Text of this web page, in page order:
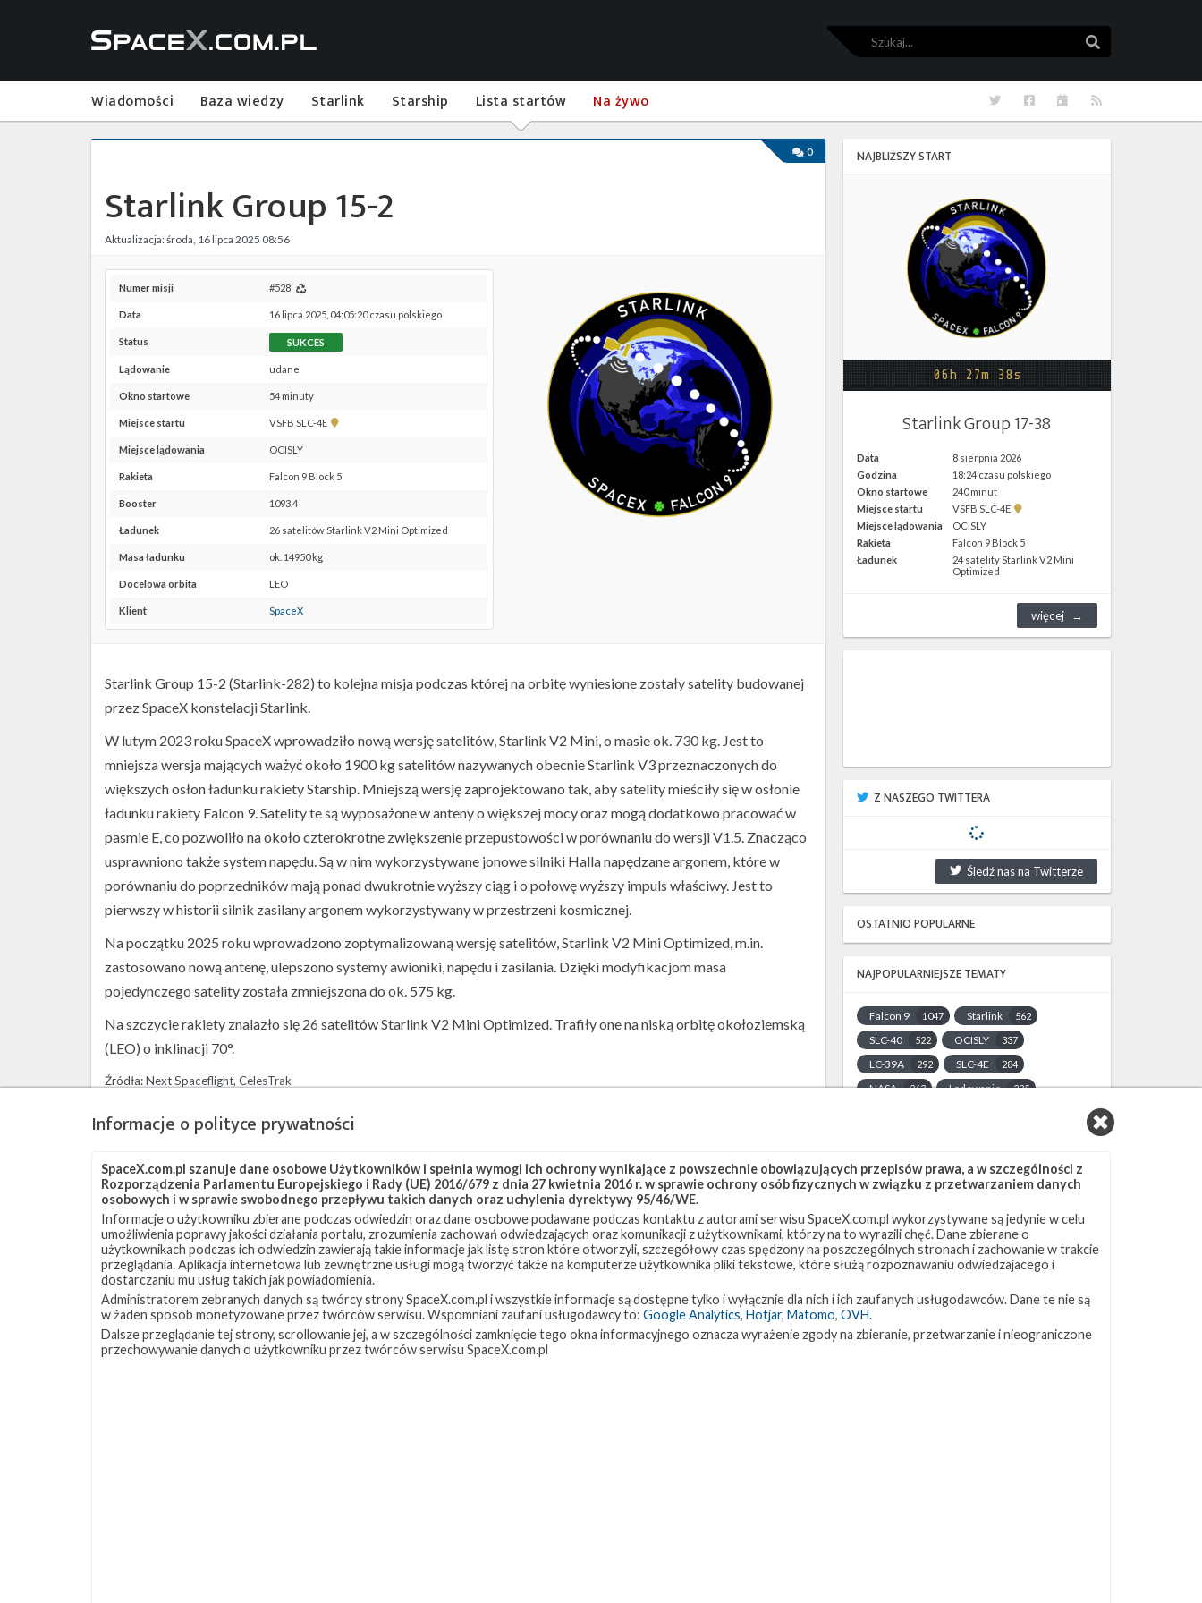
Szukaj
Wiadomości Baza wiedzy Starlink Starship Lista startów Na żywo RSS
Kalendarze
Facebook
Twitter
0
Starlink Group 15-2
Aktualizacja: środa, 16 lipca 2025 08:56
Numer misji #528
Data 16 lipca 2025, 04:05:20 czasu polskiego
Status SUKCES
Lądowanie udane
Okno startowe 54 minuty
Miejsce startu VSFB SLC-4E
Pokaż
SLC-
Maps
Miejsce lądowania OCISLY
Rakieta Falcon 9 Block 5
Booster 1093.4
Ładunek 26 satelitów Starlink V2 Mini Optimized
Masa ładunku ok. 14950 kg
Docelowa orbita LEO
Klient SpaceX
Starlink Group 15-2 (Starlink-282) to kolejna misja podczas której na orbitę wyniesione zostały satelity budowanej
przez SpaceX konstelacji Starlink.
W lutym 2023 roku SpaceX wprowadziło nową wersję satelitów, Starlink V2 Mini, o masie ok. 730 kg. Jest to
mniejsza wersja mających ważyć około 1900 kg satelitów nazywanych obecnie Starlink V3 przeznaczonych do
większych osłon ładunku rakiety Starship. Mniejszą wersję zaprojektowano tak, aby satelity mieściły się w osłonie
ładunku rakiety Falcon 9. Satelity te są wyposażone w anteny o większej mocy oraz mogą dodatkowo pracować w
pasmie E, co pozwoliło na około czterokrotne zwiększenie przepustowości w porównaniu do wersji V1.5. Znacząco
usprawniono także system napędu. Są w nim wykorzystywane jonowe silniki Halla napędzane argonem, które w
porównaniu do poprzedników mają ponad dwukrotnie wyższy ciąg i o połowę wyższy impuls właściwy. Jest to
pierwszy w historii silnik zasilany argonem wykorzystywany w przestrzeni kosmicznej.
Na początku 2025 roku wprowadzono zoptymalizowaną wersję satelitów, Starlink V2 Mini Optimized, m.in.
zastosowano nową antenę, ulepszono systemy awioniki, napędu i zasilania. Dzięki modyfikacjom masa
pojedynczego satelity została zmniejszona do ok. 575 kg.
Na szczycie rakiety znalazło się 26 satelitów Starlink V2 Mini Optimized. Trafiły one na niską orbitę okołoziemską
(LEO) o inklinacji 70°.
Źródła:Next Spaceflight, CelesTrak
Szukaj po tematach
NAJBLIŻSZY START
06h 27m 38s
Starlink Group 17-38
Data
8 sierpnia 2026
Godzina
18:24 czasu polskiego
Okno startowe
240 minut
Miejsce startu
VSFB SLC-4E
Pokaż
SLC-
4E w
Google
Miejsce lądowania
OCISLY
Rakieta
Falcon 9 Block 5
Ładunek
24 satelity Starlink V2 Mini
Optimized
więcej
Z NASZEGO TWITTERA
Śledź nas na Twitterze
OSTATNIO POPULARNE
NAJPOPULARNIEJSZE TEMATY
Falcon 9 1047 Starlink 562
SLC-40 522 OCISLY 337
LC-39A 292 SLC-4E 284
NASA 263 Lądowanie 235
Loty załogowe 95 ISS 93
ZAPRZYJAŹNIONE STRONY
Jak będzie w rakiecie? (grupa FB)
To Jakiś Kosmos!
Informacje o polityce prywatności
SpaceX.com.pl szanuje dane osobowe Użytkowników i spełnia wymogi ich ochrony wynikające z powszechnie obowiązujących przepisów prawa, a w szczególności z
Rozporządzenia Parlamentu Europejskiego i Rady (UE) 2016/679 z dnia 27 kwietnia 2016 r. w sprawie ochrony osób fizycznych w związku z przetwarzaniem danych
osobowych i w sprawie swobodnego przepływu takich danych oraz uchylenia dyrektywy 95/46/WE.
Informacje o użytkowniku zbierane podczas odwiedzin oraz dane osobowe podawane podczas kontaktu z autorami serwisu SpaceX.com.pl wykorzystywane są jedynie w celu
umożliwienia poprawy jakości działania portalu, zrozumienia zachowań odwiedzających oraz komunikacji z użytkownikami, którzy na to wyrazili chęć. Dane zbierane o
użytkownikach podczas ich odwiedzin zawierają takie informacje jak listę stron które otworzyli, szczegółowy czas spędzony na poszczególnych stronach i zachowanie w trakcie
przeglądania. Aplikacja internetowa lub zewnętrzne usługi mogą tworzyć także na komputerze użytkownika pliki tekstowe, które służą rozpoznawaniu odwiedzajacego i
dostarczaniu mu usług takich jak powiadomienia.
Administratorem zebranych danych są twórcy strony SpaceX.com.pl i wszystkie informacje są dostępne tylko i wyłącznie dla nich i ich zaufanych usługodawców. Dane te nie są
w żaden sposób monetyzowane przez twórców serwisu. Wspomniani zaufani usługodawcy to: Google Analytics, Hotjar, Matomo, OVH.
Dalsze przeglądanie tej strony, scrollowanie jej, a w szczególności zamknięcie tego okna informacyjnego oznacza wyrażenie zgody na zbieranie, przetwarzanie i nieograniczone
przechowywanie danych o użytkowniku przez twórców serwisu SpaceX.com.pl